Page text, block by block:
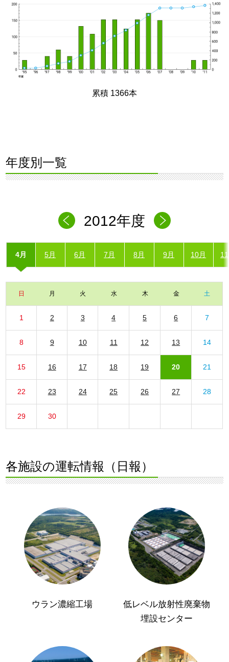
累積 1366本
年度別一覧
2012年度
4月 5月 6月 7月 8月 9月 10月
日 月 火 水 木 金 土
1 2 3 4 5 6 7
8 9 10 11 12 13 14
15 16 17 18 19 20 21
22 23 24 25 26 27 28
29 30
各施設の運転情報（日報）
ウラン濃縮工場
低レベル放射性廃棄物
埋設センター